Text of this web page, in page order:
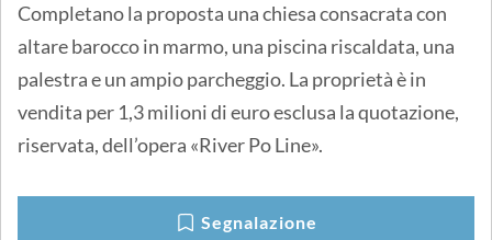
Completano la proposta una chiesa consacrata con
altare barocco in marmo, una piscina riscaldata, una
palestra e un ampio parcheggio. La proprietà è in
vendita per 1,3 milioni di euro esclusa la quotazione,
riservata, dell’opera «River Po Line».
Segnalazione